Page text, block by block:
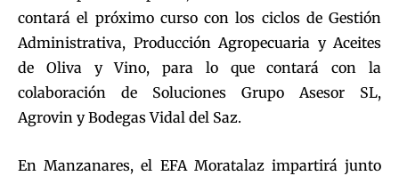
contará el próximo curso con los ciclos de Gestión
Administrativa, Producción Agropecuaria y Aceites
de Oliva y Vino, para lo que contará con la
colaboración de Soluciones Grupo Asesor SL,
Agrovin y Bodegas Vidal del Saz.
En Manzanares, el EFA Moratalaz impartirá junto